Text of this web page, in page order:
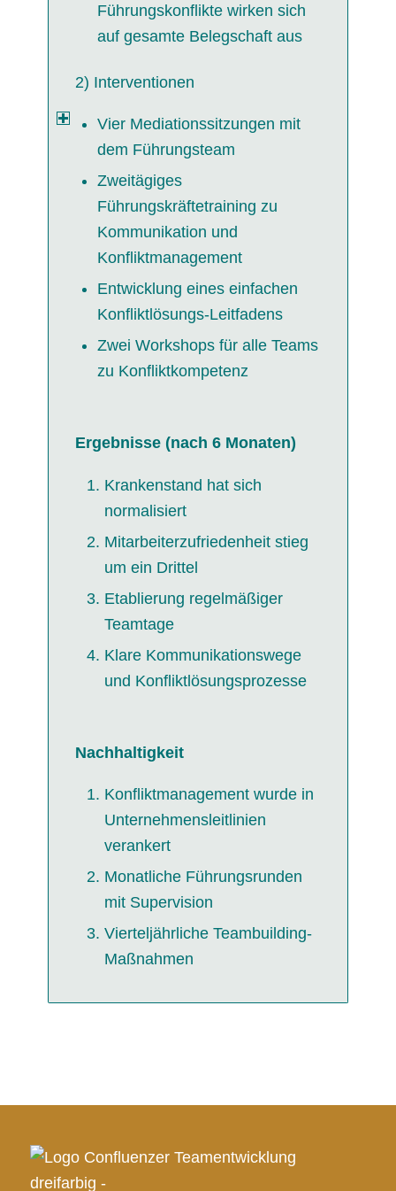
Führungskonflikte wirken sich
auf gesamte Belegschaft aus
2) Interventionen
Vier Mediationssitzungen mit
dem Führungsteam
Zweitägiges
Führungskräftetraining zu
Kommunikation und
Konfliktmanagement
Entwicklung eines einfachen
Konfliktlösungs-Leitfadens
Zwei Workshops für alle Teams
zu Konfliktkompetenz
Ergebnisse (nach 6 Monaten)
Krankenstand hat sich
normalisiert
Mitarbeiterzufriedenheit stieg
um ein Drittel
Etablierung regelmäßiger
Teamtage
Klare Kommunikationswege
und Konfliktlösungsprozesse
Nachhaltigkeit
Konfliktmanagement wurde in
Unternehmensleitlinien
verankert
Monatliche Führungsrunden
mit Supervision
Vierteljährliche Teambuilding-
Maßnahmen